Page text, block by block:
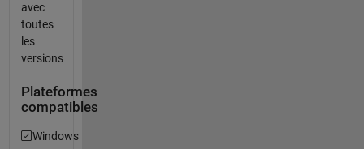
avec
toutes
les
versions
Plateformes
compatibles
Windows